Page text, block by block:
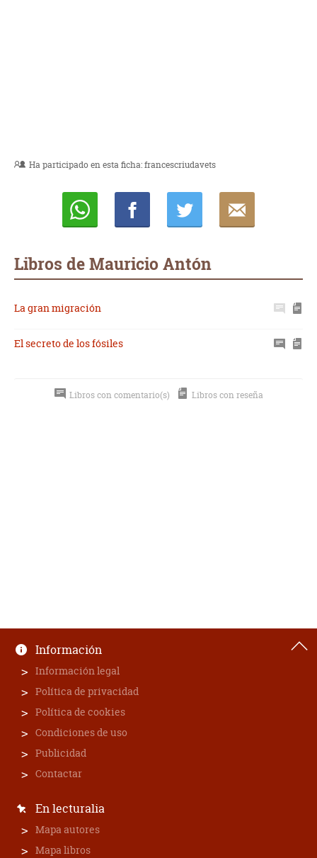
Ha participado en esta ficha:francescriudavets
Libros de Mauricio Antón
La gran migración
El secreto de los fósiles
Libros con comentario(s) Libros con reseña
Información
Información legal
Política de privacidad
Política de cookies
Condiciones de uso
Publicidad
Contactar
En lecturalia
Mapa autores
Mapa libros